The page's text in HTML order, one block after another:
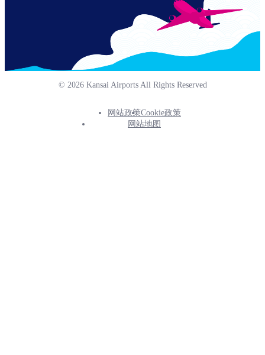
© 2026 Kansai Airports All Rights Reserved
Footer
网站政策Cookie政策
网站地图